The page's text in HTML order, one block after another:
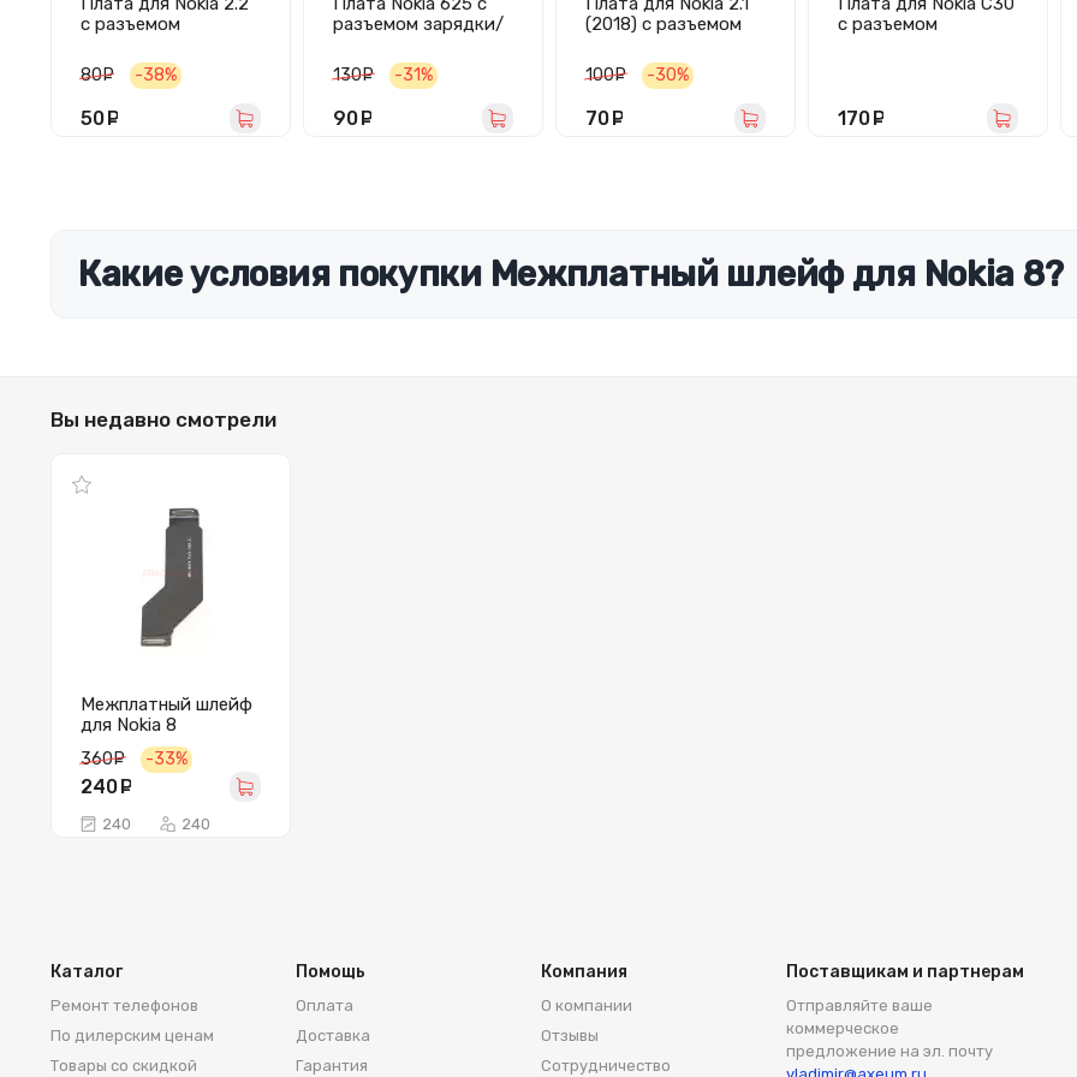
с разъемом
микрофоном
80 руб.
-38%
50
разъемом зарядки/
130 руб.
-31%
90
(2018) с разъемом
микрофоном
100 руб.
-30%
70
с разъемом
170
Какие условия покупки Межплатный шлейф для Nokia 8?
Вы недавно смотрели
Межплатный шлейф
для Nokia 8
360 руб.
-33%
240
240 240
Каталог
Ремонт телефонов
По дилерским ценам
Товары со скидкой
Помощь
Оплата
Доставка
Гарантия
Компания
О компании
Отзывы
Сотрудничество
Поставщикам и партнерам
Отправляйте ваше
коммерческое
предложение на эл. почту